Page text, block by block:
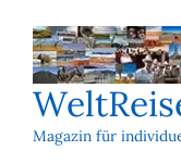
Inhalt
springen
Magazin für